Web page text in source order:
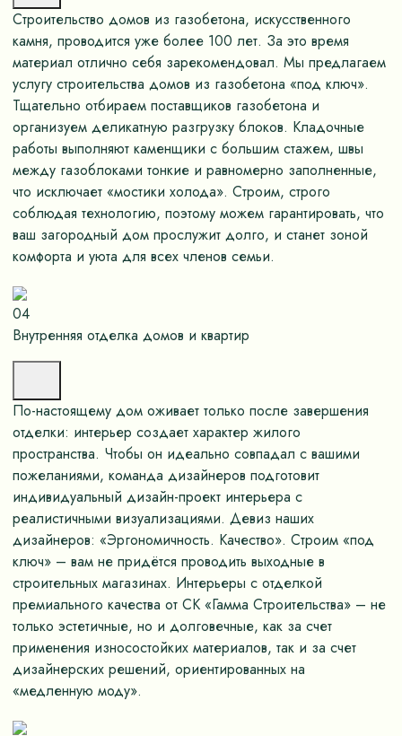
Строительство домов из газобетона, искусственного
камня, проводится уже более 100 лет. За это время
материал отлично себя зарекомендовал. Мы предлагаем
услугу строительства домов из газобетона «под ключ».
Тщательно отбираем поставщиков газобетона и
организуем деликатную разгрузку блоков. Кладочные
работы выполняют каменщики с большим стажем, швы
между газоблоками тонкие и равномерно заполненные,
что исключает «мостики холода». Строим, строго
соблюдая технологию, поэтому можем гарантировать, что
ваш загородный дом прослужит долго, и станет зоной
комфорта и уюта для всех членов семьи.
04
Внутренняя отделка домов и квартир
По-настоящему дом оживает только после завершения
отделки: интерьер создает характер жилого
пространства. Чтобы он идеально совпадал с вашими
пожеланиями, команда дизайнеров подготовит
индивидуальный дизайн-проект интерьера с
реалистичными визуализациями. Девиз наших
дизайнеров: «Эргономичность. Качество». Строим «под
ключ» – вам не придётся проводить выходные в
строительных магазинах. Интерьеры с отделкой
премиального качества от СК «Гамма Строительства» – не
только эстетичные, но и долговечные, как за счет
применения износостойких материалов, так и за счет
дизайнерских решений, ориентированных на
«медленную моду».